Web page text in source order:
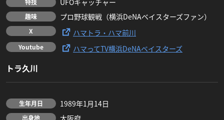
特技 UFOキャッチャー
趣味 プロ野球観戦（横浜DeNAベイスターズファン）
X ハマトラ・ハマ前川
Youtube ハマってTV横浜DeNAベイスターズ
トラ久川
生年月日 1989年1月14日
出身地 大阪府